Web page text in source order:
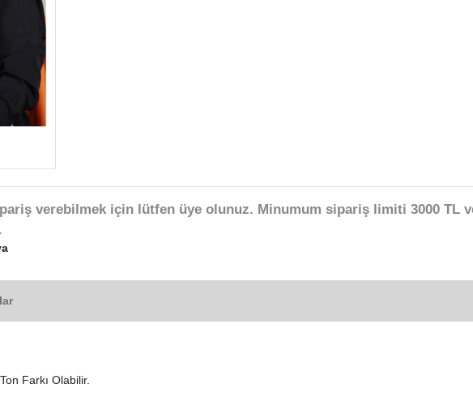
verebilmek için lütfen üye olunuz. Minumum sipariş limiti 3000 TL
Farkı Olabilir.